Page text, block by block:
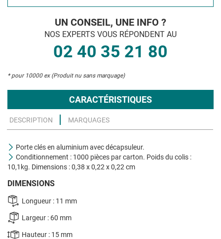
UN CONSEIL, UNE INFO ?
NOS EXPERTS VOUS RÉPONDENT AU
02 40 35 21 80
* pour 10000 ex (Produit nu sans marquage)
CARACTÉRISTIQUES
DESCRIPTION MARQUAGES
Porte clés en aluminium avec décapsuleur.
Conditionnement : 1000 pièces par carton. Poids du colis :
10,1kg. Dimensions : 0,38 x 0,22 x 0,22 cm
DIMENSIONS
Longueur : 11 mm
Largeur : 60 mm
Hauteur : 15 mm